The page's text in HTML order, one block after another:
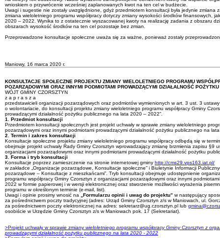
wnioskiem o przywrócenie wcześniej zaplanowanych kwot na ten cel w budżecie.
Uwagi i sugestie nie zostały uwzględnione, gdyż przedmiotem konsultacji była jedynie
zmiana wieloletniego programu współpracy dotyczy zmiany wysokości środków finansowych,
2020 – 2022. Wynika to z ostatecznie wyszacowanej kwoty na realizację zadania z obszaru
obszarach wysokość środków na ten cel pozostaje bez zmian.
Przeprowadzone konsultacje społeczne uważa się za ważne, ponieważ zostały
Maniowy, 16 marca 2020 r.
KONSULTACJE SPOŁECZNE PROJEKTU ZMIANY WIELOLETNIEGO PROGRAMU
POZARZĄDOWYMI ORAZ INNYMI PODMIOTAMI PROWADZĄCYMI DZIAŁALNOŚĆ
WÓJT GMINY CZORSZTYN
z a p r a s z a
przedstawicieli organizacji pozarządowych oraz podmiotów wymienionych w art. 3 ust. 3
o wolontariacie, do konsultacji projektu zmiany wieloletniego programu współpracy Gminy
prowadzącymi działalność pożytku publicznego na lata 2020 – 2022”.
1. Przedmiot konsultacji
Przedmiotem konsultacji społecznych jest projekt uchwały w sprawie zmiany wieloletniego
pozarządowymi oraz innymi podmiotami prowadzącymi działalność pożytku publicznego na
2. Termin i zakres konsultacji
Konsultacje społeczne projektu zmiany wieloletniego programu współpracy odbędą się w
obejmuje projekt uchwały Rady Gminy Czorsztyn wprowadzający zmianę brzmienia zapisu §9
organizacjami pozarządowymi oraz innymi podmiotami prowadzącymi działalność pożytku
3. Forma i tryb konsultacji
Konsultacje poprzez zamieszczenie na stronie internetowej gminy http://cms29.vps163.iat.pl/
w zakładce „Organizacje pozarządowe, Konsultacje społeczne” i Biuletynie Informacji
pozarządowe – Konsultacje z mieszkańcami”. Tryb konsultacji obejmuje udostępnienie
programu współpracy Gminy Czorsztyn z organizacjami pozarządowymi oraz innymi
2022 w formie papierowej i w wersji elektronicznej oraz stworzenie możliwości wyrażenia
programu w określonym terminie (e-mail, list).
Uwagi i opinie prosimy wnosić na
„Formularzu opinii i uwag do projektu” w następujący
za pośrednictwem poczty tradycyjnej (adres: Urząd Gminy Czorsztyn z/s w Maniowach, ul.
za pośrednictwem poczty elektronicznej na adres: sekretarz@ug.czorsztyn.pl lub
osobiście w Urzędzie Gminy Czorsztyn z/s w Maniowach pok. 17 (Sekretariat).
>Projekt uchwały w sprawie zmiany wieloletniego programu współpracy Gminy Czorsztyn z
prowadzącymi działalność pożytku publicznego na lata 2020 - 2022